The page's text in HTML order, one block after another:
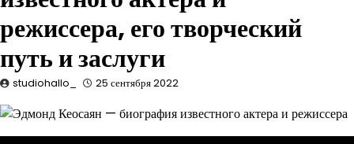
режиссера, его творческий
путь и заслуги
studiohallo_ 25 сентября 2022